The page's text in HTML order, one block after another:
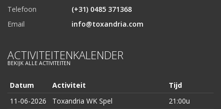
Telefoon
(+31) 0485 371368
Email
info@toxandria.com
ACTIVITEITENKALENDER
BEKIJK ALLE ACTIVITEITEN
Datum Activiteit
Tijd
11-06-2026
Toxandria WK Spel
21:00u